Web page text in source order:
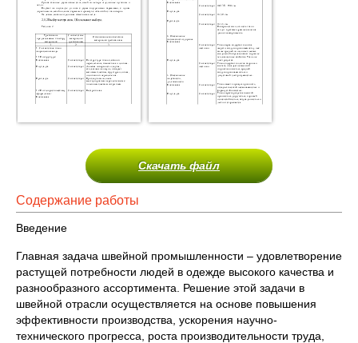
Скачать файл
Содержание работы
Введение
Главная задача швейной промышленности – удовлетворение
растущей потребности людей в одежде высокого качества и
разнообразного ассортимента. Решение этой задачи в
швейной отрасли осуществляется на основе повышения
эффективности производства, ускорения научно-
технического прогресса, роста производительности труда,